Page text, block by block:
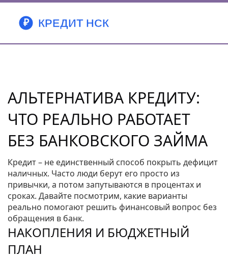
АЛЬТЕРНАТИВА КРЕДИТУ:
ЧТО РЕАЛЬНО РАБОТАЕТ
БЕЗ БАНКОВСКОГО ЗАЙМА
Кредит – не единственный способ покрыть дефицит
наличных. Часто люди берут его просто из
привычки, а потом запутываются в процентах и
сроках. Давайте посмотрим, какие варианты
реально помогают решить финансовый вопрос без
обращения в банк.
НАКОПЛЕНИЯ И БЮДЖЕТНЫЙ
ПЛАН